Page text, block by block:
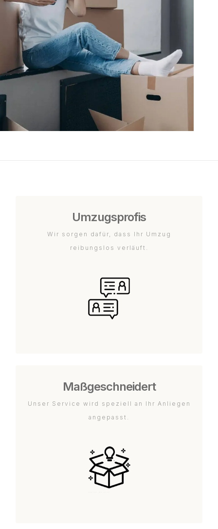
Umzugsprofis
Wir sorgen dafür, dass Ihr Umzug
reibungslos verläuft.
Maßgeschneidert
Unser Service wird speziell an Ihr Anliegen
angepasst.